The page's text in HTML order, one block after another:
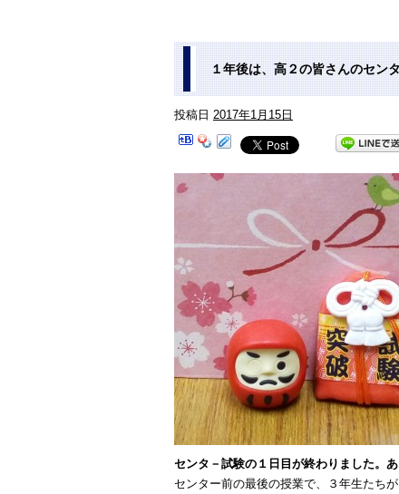
１年後は、高２の皆さんのセン
投稿日 2017年1月15日
センタ－試験の１日目が終わりました。
センター前の最後の授業で、３年生たちが